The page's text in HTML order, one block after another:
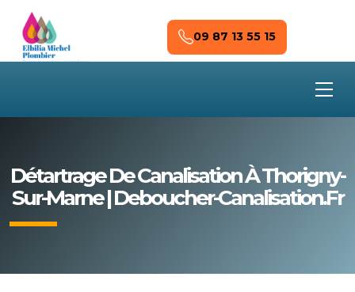
Skip to main content
09 87 13 55 15
Détartrage De Canalisation À Thorigny-
Sur-Marne | Deboucher-Canalisation.fr